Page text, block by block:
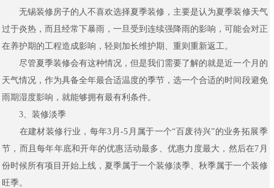
无锡装修房子的人不喜欢选择夏季装修，主要是认为夏季装修天气
过于炎热，而且经常下暴雨，一旦受到连续强降雨的影响，可能会对正
在养护期的工程造成影响，轻则加长维护期、重则重新返工。
尽管夏季装修会有这种情况，但是我们需要了解的就是近一个月的
天气情况，作为具备全年最合适温度的季节，选一个合适的时间段避免
雨期湿度影响，就能够拥有最有利条件。
3、装修淡季
在建材装修行业，每年3月-5月属于一个“百废待兴”的业务拓展季
节，而且每年年底和开年的优惠活动最多、优惠力度最大，然后在7月
份时候所有项目开始上线，夏季属于一个装修淡季、秋季属于一个装修
旺季。